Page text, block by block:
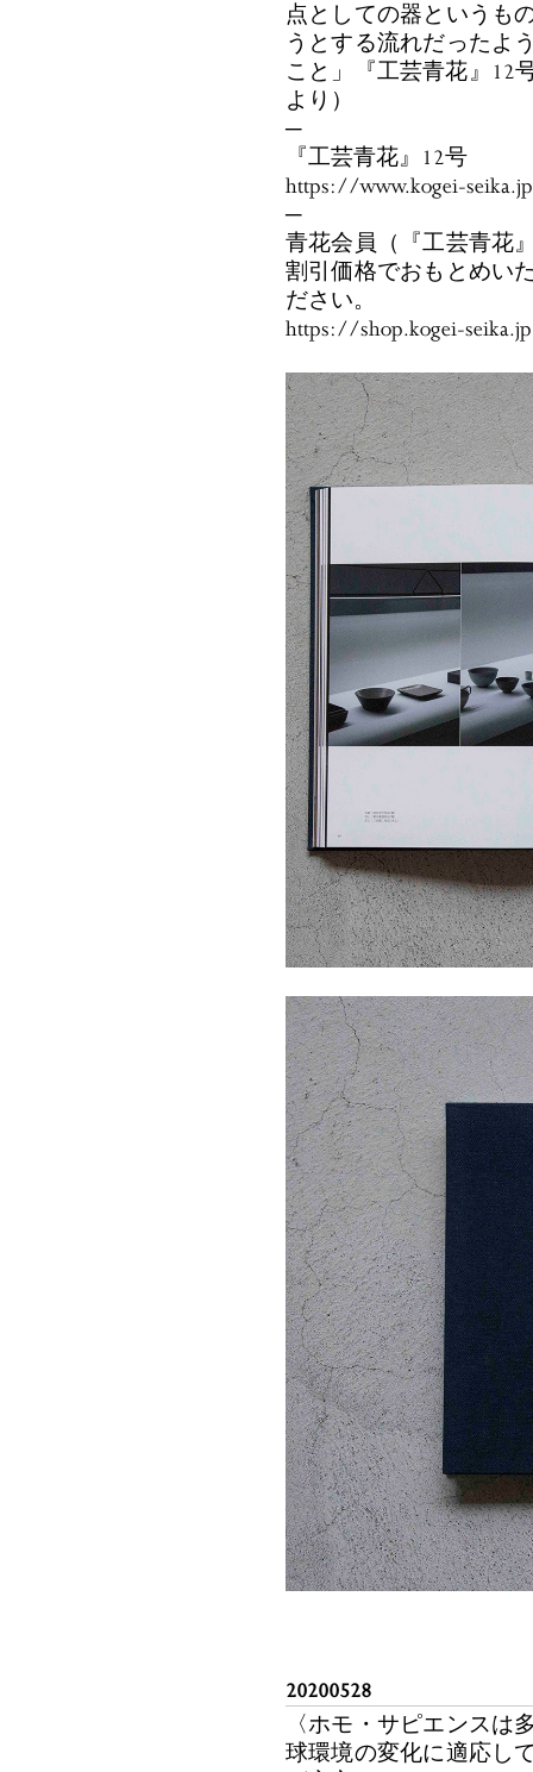
点としての器というも
うとする流れだったよ
こと」『工芸青花』12
より）
─
『工芸青花』12号
https://www.kogei-
─
青花会員（『工芸青花
割引価格でおもとめい
ださい。
https://shop.kogei-
20200528
〈ホモ・サピエンスは
球環境の変化に適応し